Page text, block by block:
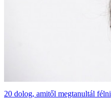
20 dolog, amitől megtanultál félni